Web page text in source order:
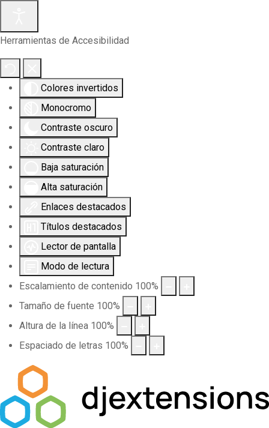
Herramientas de Accesibilidad
Colores invertidos
Monocromo
Contraste oscuro
Contraste claro
Baja saturación
Alta saturación
Enlaces destacados
Títulos destacados
Lector de pantalla
Modo de lectura
Escalamiento de contenido 100%
Tamaño de fuente 100%
Altura de la línea 100%
Espaciado de letras 100%